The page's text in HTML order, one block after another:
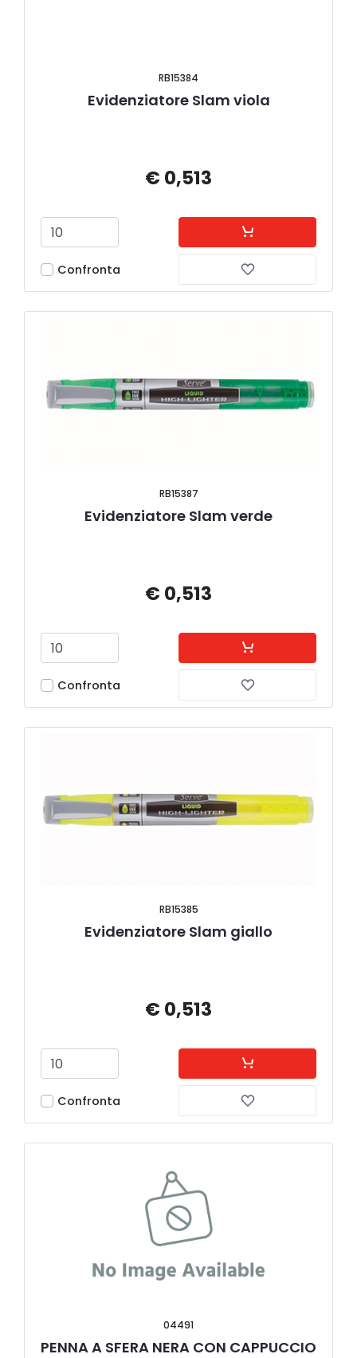
RB15384
Evidenziatore Slam viola
€ 0,513
Confronta
RB15387
Evidenziatore Slam verde
€ 0,513
Confronta
RB15385
Evidenziatore Slam giallo
€ 0,513
Confronta
04491
PENNA A SFERA NERA CON CAPPUCCIO